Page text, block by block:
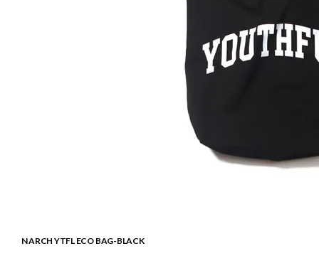
N ARCH YTFL ECO BAG-BLACK